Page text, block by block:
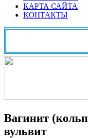
КАРТА САЙТА
КОНТАКТЫ
Вагинит
вульвит